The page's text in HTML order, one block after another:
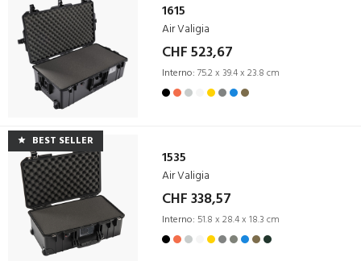
1615
Air Valigia
CHF 523,67
Interno: 75.2 x 39.4 x 23.8 cm
BEST SELLER
1535
Air Valigia
CHF 338,57
Interno: 51.8 x 28.4 x 18.3 cm